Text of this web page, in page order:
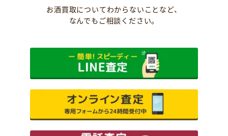
お酒買取についてわからないことなど、
なんでもご相談ください。